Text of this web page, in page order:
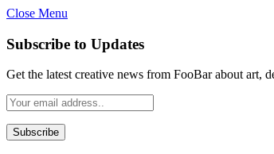
Close Menu
Subscribe to Updates
Get the latest creative news from FooBar about art,